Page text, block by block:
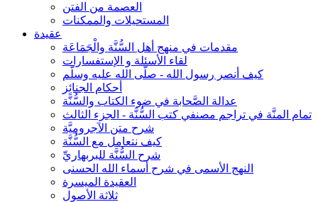
العصمة من الفتن
المستحيلات والممكنات
عقيدة
مقدمات في منهج أهل السُّنَّة والْجَمَاعَة
لقاء الأسئلة و الإستفسارات
كيف أنصر رسول الله - صلّى الله عليه وسلّم
أحكام الجنائِز
عدالة الصَّحابة في ضوء الكتاب والسُّنَّة
تمام المنَّة في تراجم مصنفي كتب السُّنَّة - الجزء الثالث
شرح متن الآجروميَّة
كيف نتعامل مع السُّنَّة
شرح السُّنَّة للبربهاريِّ
النهج الأسمى في شرح أسماء الله الحسنى
العقيدة الميسرة
ثلاثة الأصول